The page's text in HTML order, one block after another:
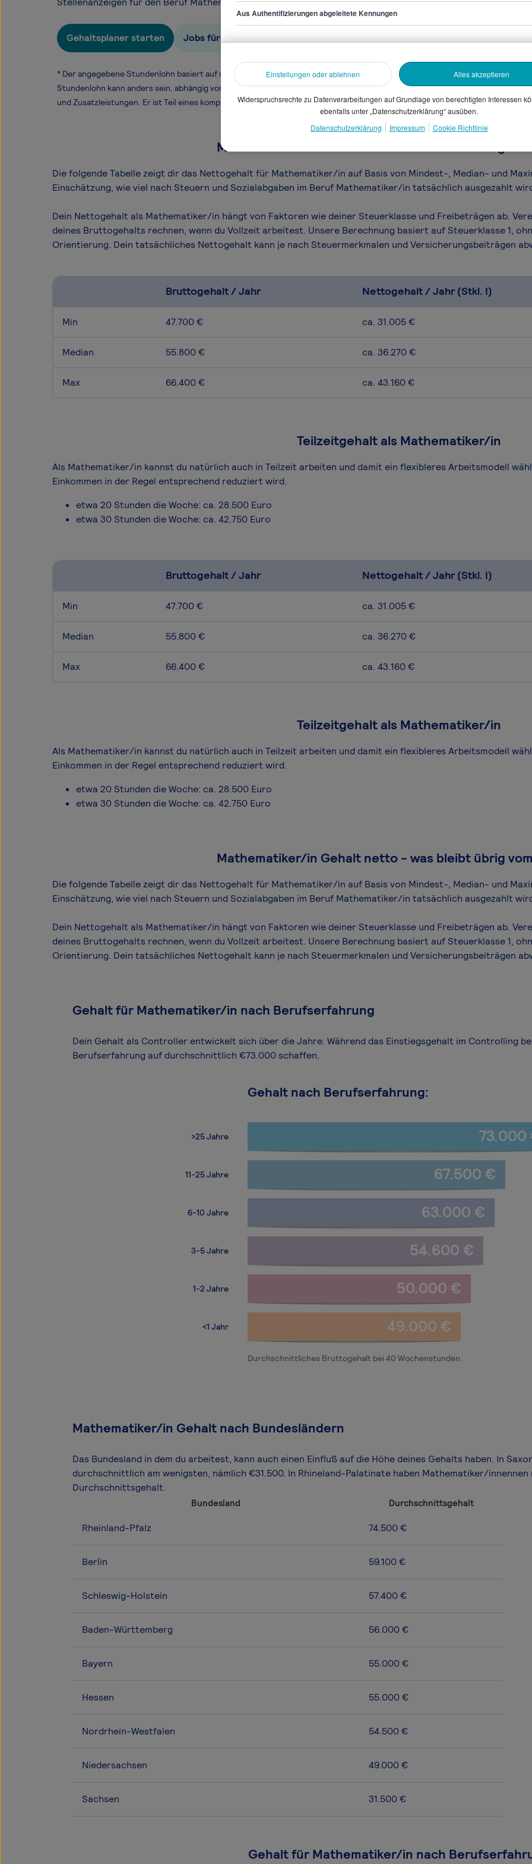
Gehaltsplaner starten Jobs für Mathematiker/in
* Der angegebene Stundenlohn basiert auf unseren gesammelten Daten. Dein
Stundenlohn kann anders sein, abhängig von Überstunden, Branche, Selbstständigkeit
und Zusatzleistungen. Er ist Teil eines komplexen Vergütungssystems.
Mathematiker/in Gehalt netto - was bleibt übrig
Die folgende Tabelle zeigt dir das Netto­gehalt für Mathematiker/in auf Basis von Mindest-, Median- und
Einschätzung, wie viel nach Steuern und Sozialabgaben im Beruf Mathematiker/in tatsächlich ausgezahlt
Dein Nettogehalt als Mathematiker/in hängt von Faktoren wie deiner Steuerklasse und Freibeträgen ab.
deines Bruttogehalts rechnen, wenn du Vollzeit arbeitest. Unsere Berechnung basiert auf Steuerklasse 1,
Orientierung. Dein tatsächliches Nettogehalt kann je nach Steuermerkmalen und Versicherungsbeiträgen
Bruttogehalt / Jahr Nettogehalt / Jahr (Stkl. I)
Min 47.700 € ca. 31.005 €
Median 55.800 € ca. 36.270 €
Max 66.400 € ca. 43.160 €
Teilzeitgehalt als Mathematiker/in
Als Mathematiker/in kannst du natürlich auch in Teilzeit arbeiten und damit ein flexibleres Arbeitsmodell
Einkommen in der Regel entsprechend reduziert wird.
etwa 20 Stunden die Woche: ca. 28.500 Euro
etwa 30 Stunden die Woche: ca. 42.750 Euro
Bruttogehalt / Jahr Nettogehalt / Jahr (Stkl. I)
Min 47.700 € ca. 31.005 €
Median 55.800 € ca. 36.270 €
Max 66.400 € ca. 43.160 €
Teilzeitgehalt als Mathematiker/in
Als Mathematiker/in kannst du natürlich auch in Teilzeit arbeiten und damit ein flexibleres Arbeitsmodell
Einkommen in der Regel entsprechend reduziert wird.
etwa 20 Stunden die Woche: ca. 28.500 Euro
etwa 30 Stunden die Woche: ca. 42.750 Euro
Mathematiker/in Gehalt netto - was bleibt übrig
Die folgende Tabelle zeigt dir das Netto­gehalt für Mathematiker/in auf Basis von Mindest-, Median- und
Einschätzung, wie viel nach Steuern und Sozialabgaben im Beruf Mathematiker/in tatsächlich ausgezahlt
Dein Nettogehalt als Mathematiker/in hängt von Faktoren wie deiner Steuerklasse und Freibeträgen ab.
deines Bruttogehalts rechnen, wenn du Vollzeit arbeitest. Unsere Berechnung basiert auf Steuerklasse 1,
Orientierung. Dein tatsächliches Nettogehalt kann je nach Steuermerkmalen und Versicherungsbeiträgen
Gehalt für Mathematiker/in nach Berufserfahrung
Dein Gehalt als Controller entwickelt sich über die Jahre. Während das Einstiegsgehalt im Controlling
Berufserfahrung auf durchschnittlich €73.000 schaffen.
Gehalt nach Berufserfahrung:
>25 Jahre 73.000
11-25 Jahre 67.500 €
6-10 Jahre 63.000 €
3-5 Jahre 54.600 €
1-2 Jahre 50.000 €
<1 Jahr 49.000 €
Durchschnittliches Bruttogehalt bei 40 Wochenstunden.
Mathematiker/in Gehalt nach Bundesländern
Das Bundesland in dem du arbeitest, kann auch einen Einfluß auf die Höhe deines Gehalts haben. In
durchschnittlich am wenigsten, nämlich €31.500. In Rhineland-Palatinate haben Mathematiker/
Durchschnittsgehalt.
Bundesland Durchschnittsgehalt
Rheinland-Pfalz 74.500 €
Berlin 59.100 €
Schleswig-Holstein 57.400 €
Baden-Württemberg 56.000 €
Bayern 55.000 €
Hessen 55.000 €
Nordrhein-Westfalen 54.500 €
Niedersachsen 49.000 €
Sachsen 31.500 €
Gehalt für Mathematiker/in nach
Aus Authentifizierungen abgeleitete Kennungen
Einstellungen oder ablehnen Alles akzeptieren
Widerspruchsrechte zu Datenverarbeitungen auf Grundlage von berechtigten Interessen
ebenfalls unter „Datenschutzerklärung“ ausüben.
Datenschutzerklärung
Impressum Cookie Richtlinie